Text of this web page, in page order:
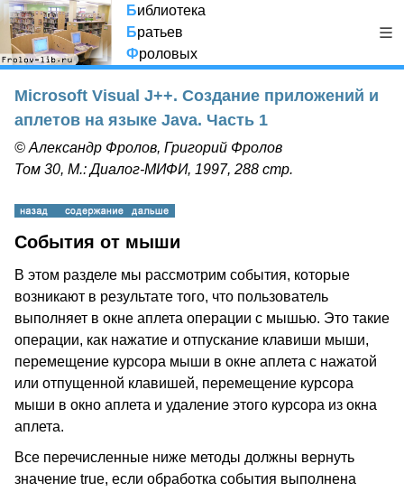
Библиотека
Братьев
Фроловых
Microsoft Visual J++. Создание приложений и
аплетов на языке Java. Часть 1
© Александр Фролов, Григорий Фролов
Том 30, М.: Диалог-МИФИ, 1997, 288 стр.
События от мыши
В этом разделе мы рассмотрим события, которые
возникают в результате того, что пользователь
выполняет в окне аплета операции с мышью. Это такие
операции, как нажатие и отпускание клавиши мыши,
перемещение курсора мыши в окне аплета с нажатой
или отпущенной клавишей, перемещение курсора
мыши в окно аплета и удаление этого курсора из окна
аплета.
Все перечисленные ниже методы должны вернуть
значение true, если обработка события выполнена